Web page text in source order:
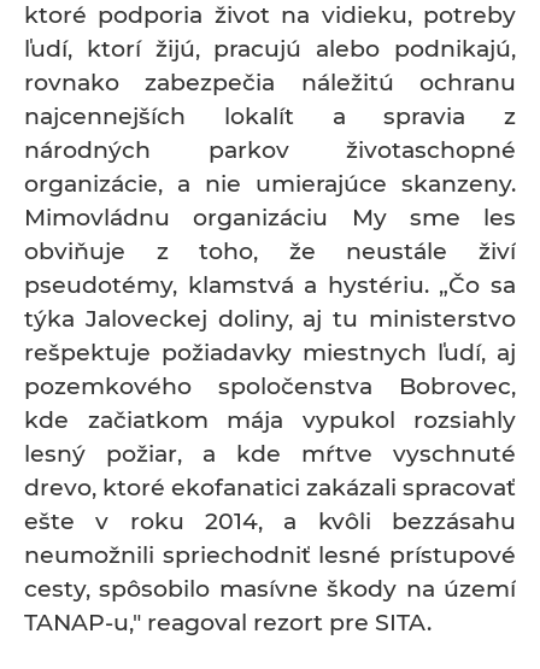
ktoré podporia život na vidieku, potreby
ľudí, ktorí žijú, pracujú alebo podnikajú,
rovnako zabezpečia náležitú ochranu
najcennejších lokalít a spravia z
národných parkov životaschopné
organizácie, a nie umierajúce skanzeny.
Mimovládnu organizáciu My sme les
obviňuje z toho, že neustále živí
pseudotémy, klamstvá a hystériu. „Čo sa
týka Jaloveckej doliny, aj tu ministerstvo
rešpektuje požiadavky miestnych ľudí, aj
pozemkového spoločenstva Bobrovec,
kde začiatkom mája vypukol rozsiahly
lesný požiar, a kde mŕtve vyschnuté
drevo, ktoré ekofanatici zakázali spracovať
ešte v roku 2014, a kvôli bezzásahu
neumožnili spriechodniť lesné prístupové
cesty, spôsobilo masívne škody na území
TANAP-u," reagoval rezort pre SITA.